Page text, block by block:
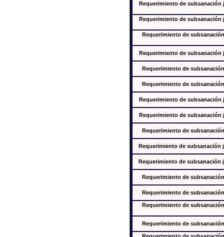
Requerimiento de
Requerimiento de
Requerimiento de
Requerimiento de subsanación
Requerimiento de
Requerimiento de
Requerimiento de subsanación
Requerimiento de subsanación
Requerimiento de
Requerimiento de subsanación
Requerimiento de subsanación
Requerimiento de
Requerimiento de
Requerimiento de
Requerimiento de